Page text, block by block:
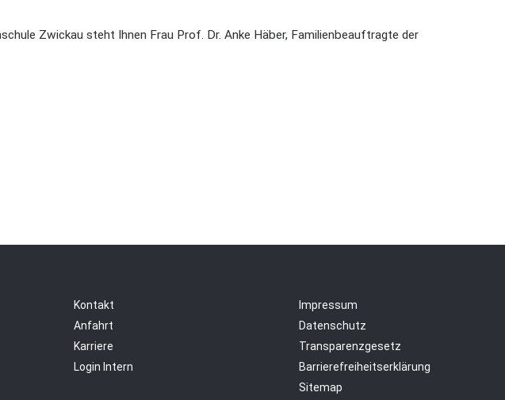
Zwickau steht Ihnen Frau Prof. Dr. Anke Häber, Familienbeauftragte der
Kontakt
Anfahrt
Karriere
Login Intern
Impressum
Datenschutz
Transparenzgesetz
Barrierefreiheitserklärung
Sitemap